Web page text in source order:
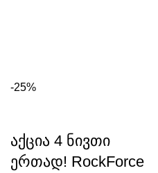
-25%
აქცია 4 ნივთი
ერთად! RockForce